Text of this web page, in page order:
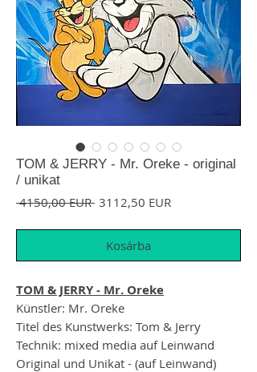
TOM & JERRY - Mr. Oreke - original
/ unikat
4150,00 EUR Szokásos ár
3112,50 EURAkciós ár
Kosárba
TOM & JERRY - Mr. Oreke
Künstler: Mr. Oreke
Titel des Kunstwerks: Tom & Jerry
Technik: mixed media auf Leinwand
Original und Unikat - (auf Leinwand)